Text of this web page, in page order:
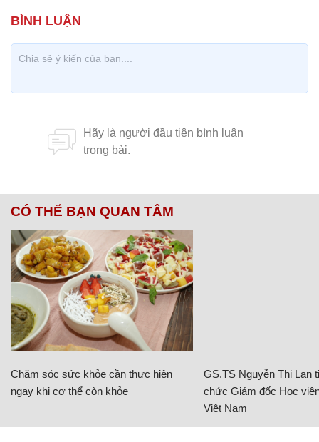
CÓ THỂ BẠN QUAN TÂM
Chăm sóc sức khỏe cần thực hiện
ngay khi cơ thể còn khỏe
GS.TS Nguyễn Thị Lan
chức Giám đốc Học
Việt Nam